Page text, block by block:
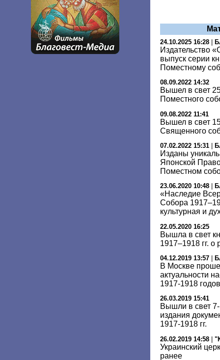
24.10.2025 16:28
Издательство
выпуск серии
Поместному
08.09.2022 14:32
Вышел в свет
Поместного
09.08.2022 11:41
Вышел в свет
Священного
07.02.2022 15:31
Изданы
Японской
Поместном
23.06.2020 10:48
«Наследие
Собора
культурная и
22.05.2020 16:25
Вышла в свет
1917–1918 гг.
04.12.2019 13:57
В Москве
актуальности
1917-1918 годов
26.03.2019 15:41
Вышли в свет
издания
1917-1918 гг.
26.02.2019 14:58 |
Украинский
ранее